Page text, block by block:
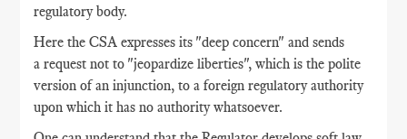
regulatory body.
Here the CSA expresses its "deep concern" and sends
a request not to "jeopardize liberties", which is the polite
version of an injunction, to a foreign regulatory authority
upon which it has no authority whatsoever.